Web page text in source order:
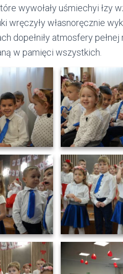
wywołały uśmiechyi łzy
wręczyły własnoręcznie
dopełniły atmosfery
w pamięci wszystkich.